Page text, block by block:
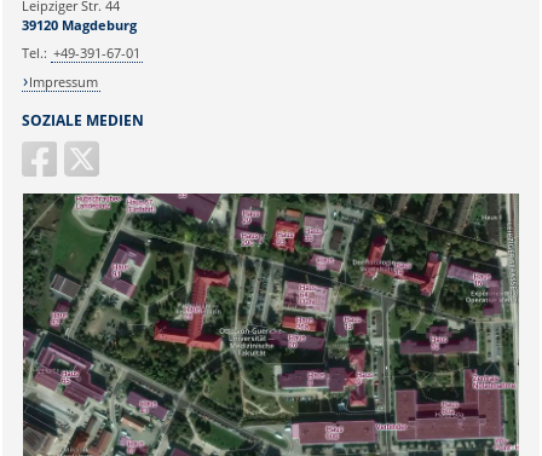
SOZIALE MEDIEN
Leipziger Str. 44
39120 Magdeburg
Tel.: +49-391-67-01
Impressum